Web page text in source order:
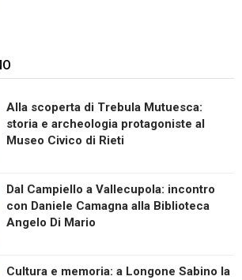
Alla scoperta di Trebula Mutuesca:
storia e archeologia protagoniste al
Museo Civico di Rieti
Dal Campiello a Vallecupola: incontro
con Daniele Camagna alla Biblioteca
Angelo Di Mario
Cultura e memoria: a Longone Sabino la